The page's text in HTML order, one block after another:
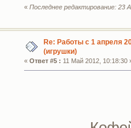
«Последнее редактирование: 23
Re: Работы с 1 апреля
(игрушки)
«Ответ #5 : 11 Май 2012, 10:18:30